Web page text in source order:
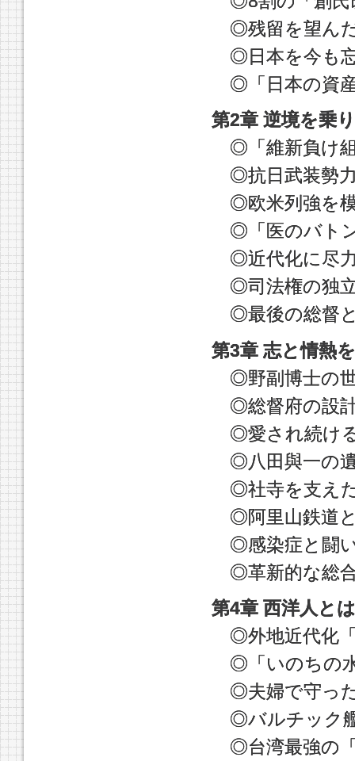
◎残留を望ん
◎日本を今も
◎「日本の資
第2章 逆境を乗
◎「維新負け
◎抗日武装勢
◎欧米列強を
◎「医のバト
◎近代化に尽
◎司法権の独
◎最後の総督
第3章 志と情熱
◎野副博士の
◎総督府の設
◎愛され続け
◎八田與一の
◎社寺を支え
◎阿里山鉄道
◎感染症と闘
◎革新的な総
第4章 西洋人と
◎外地近代化
◎「いのちの
◎夫婦で守っ
◎バルチック
◎台湾最強の